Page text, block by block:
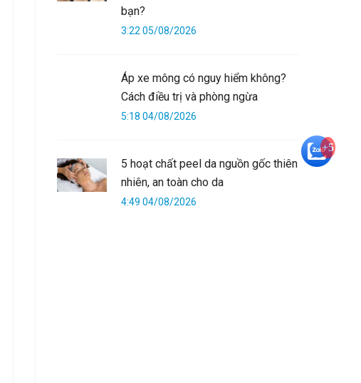
bạn?
3:22 05/08/2026
Áp xe mông có nguy hiểm không?
Cách điều trị và phòng ngừa
5:18 04/08/2026
5 hoạt chất peel da nguồn gốc thiên
nhiên, an toàn cho da
4:49 04/08/2026
+5